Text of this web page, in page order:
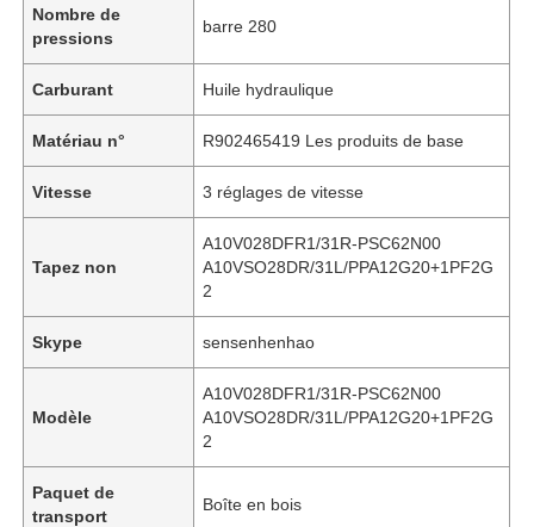
Nombre de
pressions
barre 280
Carburant Huile hydraulique
Matériau n° R902465419 Les produits de base
Vitesse 3 réglages de vitesse
Tapez non
A10V028DFR1/31R-PSC62N00
A10VSO28DR/31L/PPA12G20+1PF2G
2
Skype sensenhenhao
Modèle
A10V028DFR1/31R-PSC62N00
A10VSO28DR/31L/PPA12G20+1PF2G
2
Paquet de
transport
Boîte en bois